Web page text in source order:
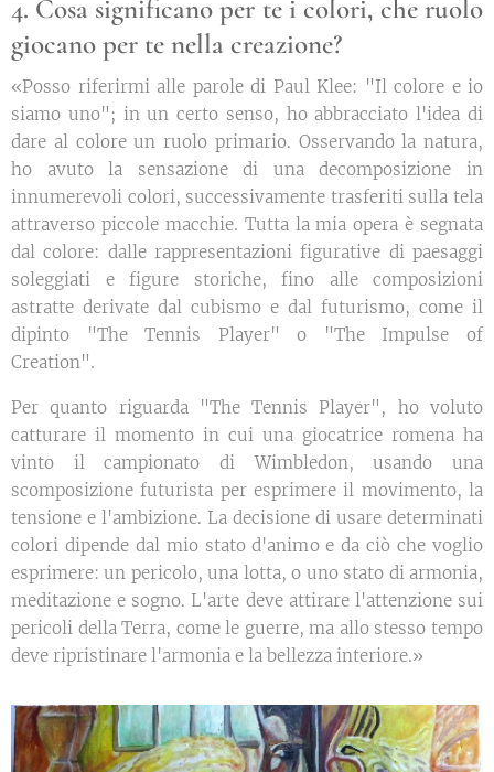
4. Cosa significano per te i colori, che ruolo
giocano per te nella creazione?
«Posso riferirmi alle parole di Paul Klee: "Il colore e io
siamo uno"; in un certo senso, ho abbracciato l'idea di
dare al colore un ruolo primario. Osservando la natura,
ho avuto la sensazione di una decomposizione in
innumerevoli colori, successivamente trasferiti sulla tela
attraverso piccole macchie. Tutta la mia opera è segnata
dal colore: dalle rappresentazioni figurative di paesaggi
soleggiati e figure storiche, fino alle composizioni
astratte derivate dal cubismo e dal futurismo, come il
dipinto "The Tennis Player" o "The Impulse of
Creation".
Per quanto riguarda "The Tennis Player", ho voluto
catturare il momento in cui una giocatrice romena ha
vinto il campionato di Wimbledon, usando una
scomposizione futurista per esprimere il movimento, la
tensione e l'ambizione. La decisione di usare determinati
colori dipende dal mio stato d'animo e da ciò che voglio
esprimere: un pericolo, una lotta, o uno stato di armonia,
meditazione e sogno. L'arte deve attirare l'attenzione sui
pericoli della Terra, come le guerre, ma allo stesso tempo
deve ripristinare l'armonia e la bellezza interiore.»